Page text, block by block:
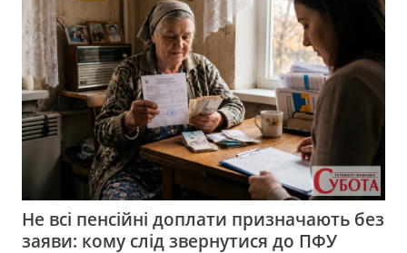
Не всі пенсійні доплати призначають без
заяви: кому слід звернутися до ПФУ